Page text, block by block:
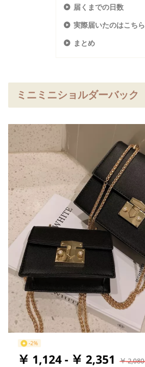
届くまでの日数
実際届いたのはこちら
まとめ
ミニミニショルダーバック